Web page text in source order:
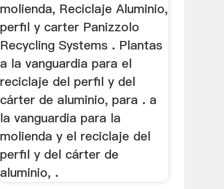
molienda, Reciclaje Aluminio,
perfil y carter Panizzolo
Recycling Systems . Plantas
a la vanguardia para el
reciclaje del perfil y del
cárter de aluminio, para . a
la vanguardia para la
molienda y el reciclaje del
perfil y del cárter de
aluminio, .